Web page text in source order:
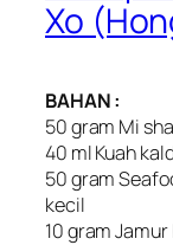
Xo
BAHAN :
50 gram Mi
40 ml Kuah
50 gram
kecil
10 gram